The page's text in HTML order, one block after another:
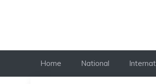
Home National